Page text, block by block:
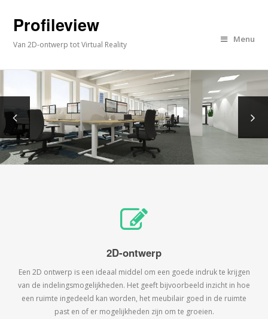
Profileview
Van 2D-ontwerp tot Virtual Reality
Menu
2D-ontwerp
Een 2D ontwerp is een ideaal middel om een goede indruk te krijgen
van de indelingsmogelijkheden. Het geeft bijvoorbeeld inzicht in hoe
een ruimte ingedeeld kan worden, het meubilair goed in de ruimte
past en of er mogelijkheden zijn om te groeien.